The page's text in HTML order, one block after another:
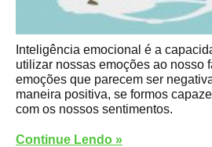
Inteligência emocional é a
utilizar nossas emoções ao nosso
emoções que parecem ser
maneira positiva, se formos
com os nossos sentimentos.
Continue Lendo »